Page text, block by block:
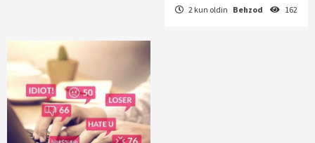
2 kun oldin Behzod 162